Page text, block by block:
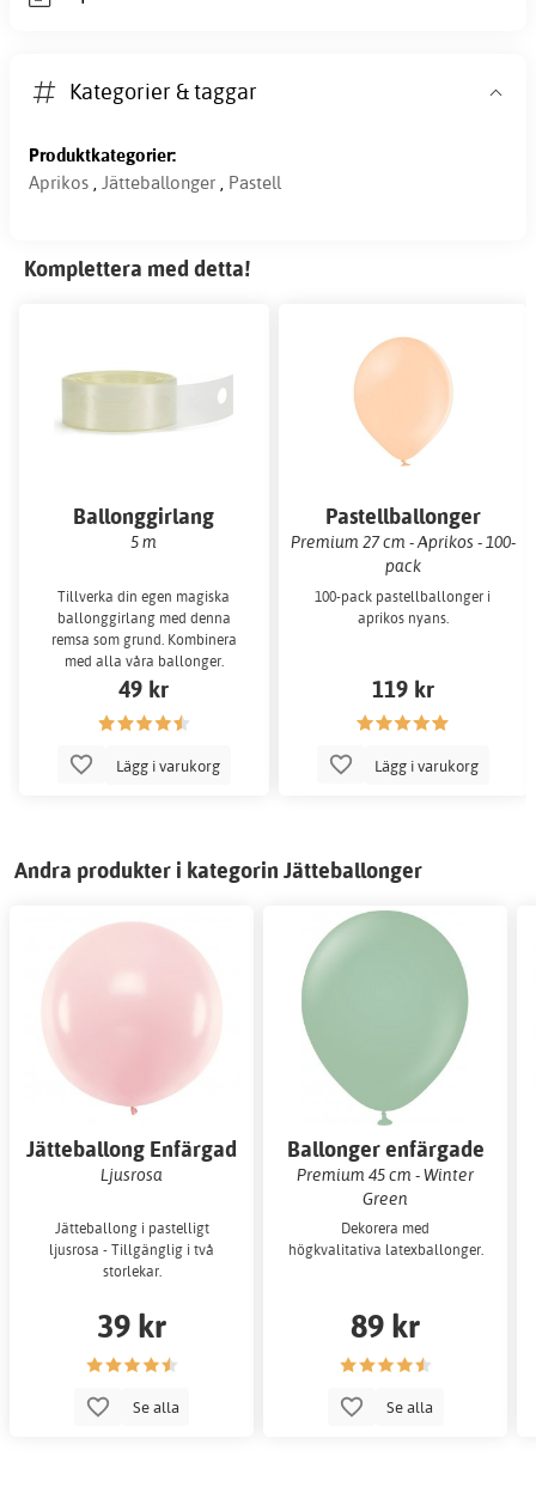
Kategorier & taggar
Produktkategorier:
Aprikos , Jätteballonger , Pastell
Komplettera med detta!
Ballonggirlang
5 m
Tillverka din egen magiska
ballonggirlang med denna
remsa som grund. Kombinera
med alla våra ballonger.
49 kr
Lägg i varukorg
Pastellballonger
Premium 27 cm - Aprikos - 100-
pack
100-pack pastellballonger i
aprikos nyans.
119 kr
Lägg i varukorg
Andra produkter i kategorin Jätteballonger
Jätteballong Enfärgad
Ljusrosa
Jätteballong i pastelligt
ljusrosa - Tillgänglig i två
storlekar.
39 kr
Se alla
Ballonger enfärgade
Premium 45 cm - Winter
Green
Dekorera med
högkvalitativa latexballonger.
89 kr
Se alla